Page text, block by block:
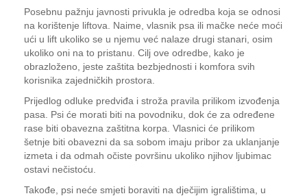
Posebnu pažnju javnosti privukla je odredba koja se odnosi
na korištenje liftova. Naime, vlasnik psa ili mačke neće moći
ući u lift ukoliko se u njemu već nalaze drugi stanari, osim
ukoliko oni na to pristanu. Cilj ove odredbe, kako je
obrazloženo, jeste zaštita bezbjednosti i komfora svih
korisnika zajedničkih prostora.
Prijedlog odluke predviđa i stroža pravila prilikom izvođenja
pasa. Psi će morati biti na povodniku, dok će za određene
rase biti obavezna zaštitna korpa. Vlasnici će prilikom
šetnje biti obavezni da sa sobom imaju pribor za uklanjanje
izmeta i da odmah očiste površinu ukoliko njihov ljubimac
ostavi nečistoću.
Takođe, psi neće smjeti boraviti na dječijim igralištima, u